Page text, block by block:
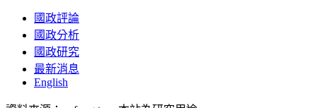
國政評論
國政分析
國政研究
最新消息
English